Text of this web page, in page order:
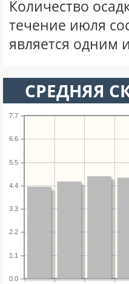
Количество
течение июля
является одним
СРЕДНЯЯ
0.0
1.1
2.2
3.3
4.4
5.5
6.6
7.7